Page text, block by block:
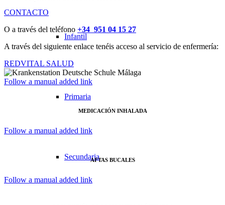
Infantil
Primaria
Secundaria
CONTACTO
O a través del teléfono +34 951 04 15 27
A través del siguiente enlace tenéis acceso al servicio de enfermería:
REDVITAL SALUD
Follow a manual added link
MEDICACIÓN INHALADA
Follow a manual added link
AFTAS BUCALES
Follow a manual added link